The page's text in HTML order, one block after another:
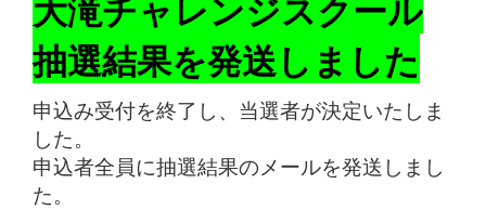
抽選結果を発送しました
申込み受付を終了し、当選者が決定いたしま
した。
申込者全員に抽選結果のメールを発送しまし
た。